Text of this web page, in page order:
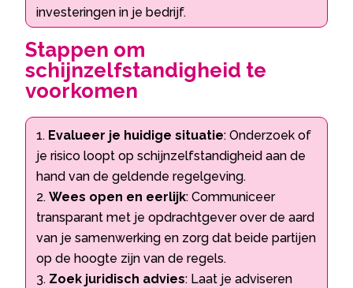
investeringen in je bedrijf.
Stappen om
schijnzelfstandigheid te
voorkomen
Evalueer je huidige situatie: Onderzoek of
je risico loopt op schijnzelfstandigheid aan de
hand van de geldende regelgeving.
Wees open en eerlijk: Communiceer
transparant met je opdrachtgever over de aard
van je samenwerking en zorg dat beide partijen
op de hoogte zijn van de regels.
Zoek juridisch advies: Laat je adviseren